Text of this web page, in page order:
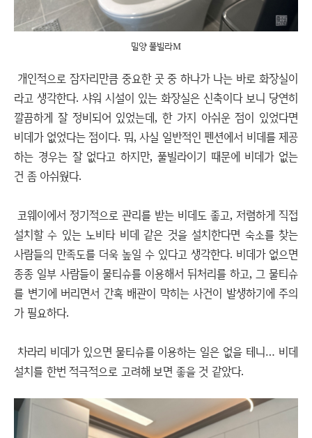
밀양 풀빌라M
개인적으로 잠자리만큼 중요한 곳 중 하나가 나는 바로 화장실이
라고 생각한다. 샤워 시설이 있는 화장실은 신축이다 보니 당연히
깔끔하게 잘 정비되어 있었는데, 한 가지 아쉬운 점이 있었다면
비데가 없었다는 점이다. 뭐, 사실 일반적인 펜션에서 비데를 제공
하는 경우는 잘 없다고 하지만, 풀빌라이기 때문에 비데가 없는
건 좀 아쉬웠다.
코웨이에서 정기적으로 관리를 받는 비데도 좋고, 저렴하게 직접
설치할 수 있는 노비타 비데 같은 것을 설치한다면 숙소를 찾는
사람들의 만족도를 더욱 높일 수 있다고 생각한다. 비데가 없으면
종종 일부 사람들이 물티슈를 이용해서 뒤처리를 하고, 그 물티슈
를 변기에 버리면서 간혹 배관이 막히는 사건이 발생하기에 주의
가 필요하다.
차라리 비데가 있으면 물티슈를 이용하는 일은 없을 테니… 비데
설치를 한번 적극적으로 고려해 보면 좋을 것 같았다.